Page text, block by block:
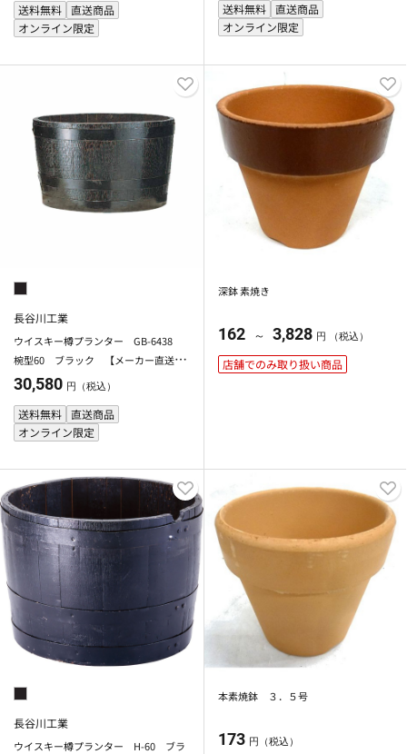
送料無料 直送商品
オンライン限定
送料無料
直送商品
オンライン限定
長谷川工業
ウイスキー樽プランター GB-6438
椀型60 ブラック 【メーカー直送・
代引不可】【北海道・沖縄・離島除
30,580 円（税込）
送料無料 直送商品
オンライン限定
深鉢 素焼き
162 ～ 3,828 円 （税込）
店舗でのみ取り扱い商品
長谷川工業
ウイスキー樽プランター H-60 ブラ
本素焼鉢 ３．５号
173 円（税込）